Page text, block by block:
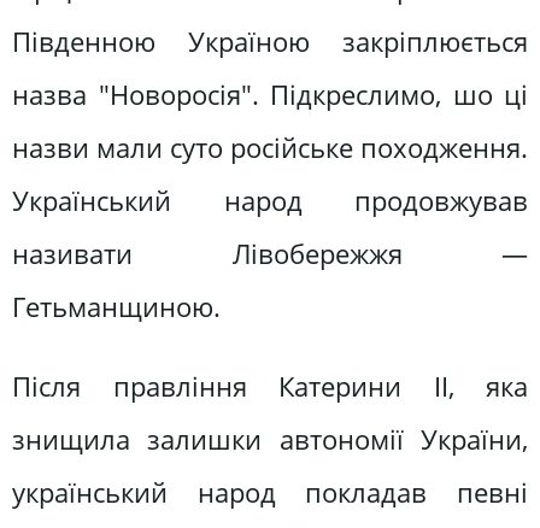
Південною Україною закріплюється
назва "Новоросія". Підкреслимо, шо ці
назви мали суто російське походження.
Український народ продовжував
називати Лівобережжя —
Гетьманщиною.
Після правління Катерини II, яка
знищила залишки автономії України,
український народ покладав певні